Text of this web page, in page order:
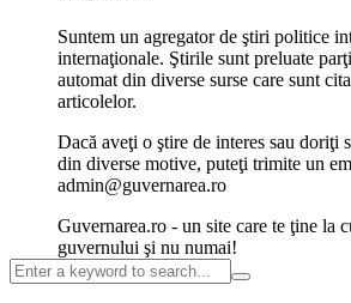
Suntem un agregator de ştiri politice
internaţionale. Ştirile sunt preluate
automat din diverse surse care sunt
articolelor.
Dacă aveţi o ştire de interes sau doriţi
din diverse motive, puteţi trimite un
admin@guvernarea.ro
Guvernarea.ro - un site care te ţine la
guvernului şi nu numai!